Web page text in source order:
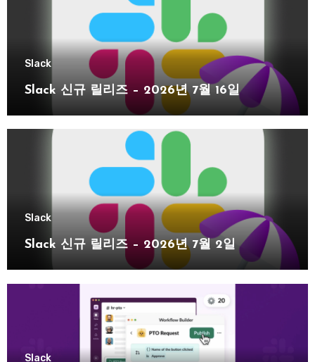
Slack
Slack 신규 릴리즈 – 2026년 7월 16일
Slack
Slack 신규 릴리즈 – 2026년 7월 2일
Slack